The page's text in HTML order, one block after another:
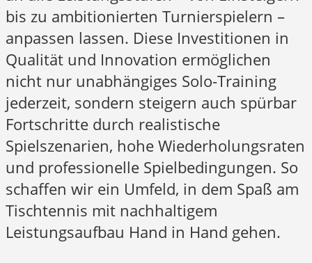
bis zu ambitionierten Turnierspielern –
anpassen lassen. Diese Investitionen in
Qualität und Innovation ermöglichen
nicht nur unabhängiges Solo-Training
jederzeit, sondern steigern auch spürbar
Fortschritte durch realistische
Spielszenarien, hohe Wiederholungsraten
und professionelle Spielbedingungen. So
schaffen wir ein Umfeld, in dem Spaß am
Tischtennis mit nachhaltigem
Leistungsaufbau Hand in Hand gehen.